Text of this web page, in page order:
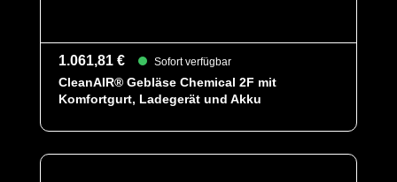
1.061,81 € Sofort verfügbar
CleanAIR® Gebläse Chemical 2F mit
Komfortgurt, Ladegerät und Akku